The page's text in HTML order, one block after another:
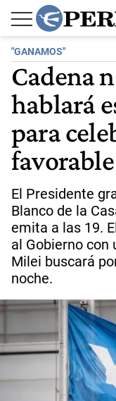
"GANAMOS"
Cadena
hablará
para
favorable
El Presidente
Blanco de la
emita a las 19.
al Gobierno con
Milei buscará
noche.